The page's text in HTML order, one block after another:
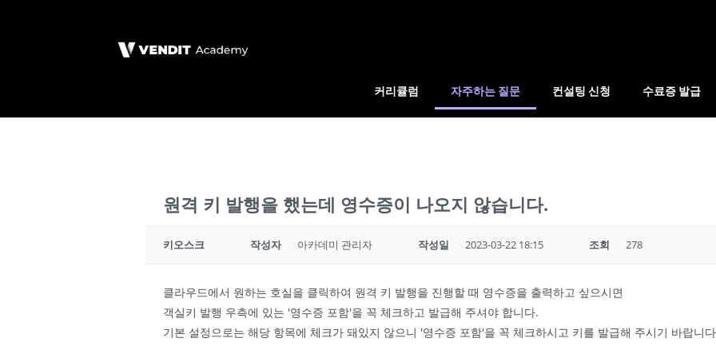
커리큘럼 자주하는 질문 컨설팅 신청 수료증 발급
원격 키 발행을 했는데 영수증이 나오지 않습니다.
키오스크 작성자 아카데미 관리자 작성일 2023-03-22 18:15 조회 278
클라우드에서 원하는 호실을 클릭하여 원격 키 발행을 진행할 때 영수증을 출력하고 싶으시면
객실키 발행 우측에 있는 '영수증 포함'을 꼭 체크하고 발급해 주셔야 합니다.
기본 설정으로는 해당 항목에 체크가 돼있지 않으니 '영수증 포함'을 꼭 체크하시고 키를 발급해 주시기 바랍니